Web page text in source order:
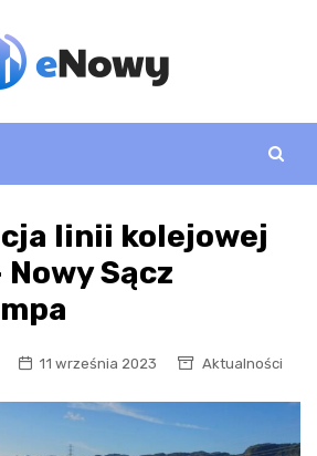
linii kolejowej
Sącz
11 września 2023 Aktualności